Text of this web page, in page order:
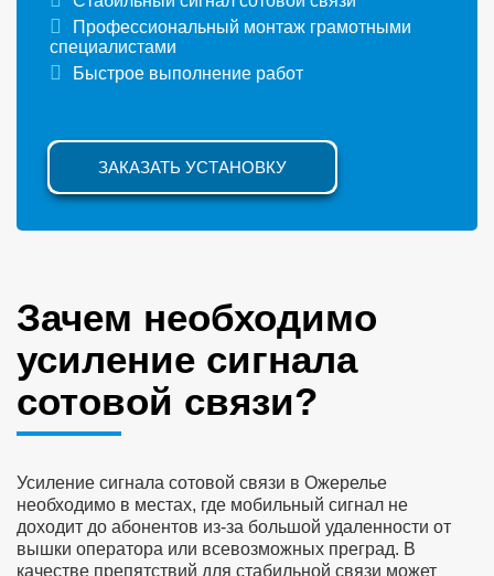
Профессиональный монтаж грамотными
специалистами
Быстрое выполнение работ
ЗАКАЗАТЬ УСТАНОВКУ
Зачем необходимо
усиление сигнала
сотовой связи?
Усиление сигнала сотовой связи в Ожерелье
необходимо в местах, где мобильный сигнал не
доходит до абонентов из-за большой удаленности от
вышки оператора или всевозможных преград. В
качестве препятствий для стабильной связи может